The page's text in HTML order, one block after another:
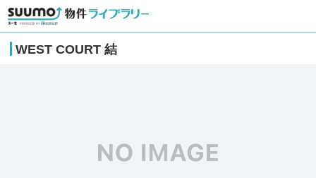
WEST COURT 結